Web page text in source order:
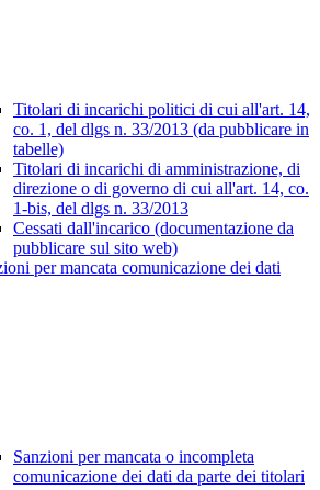
Titolari di incarichi politici di cui all'art. 14,
co. 1, del dlgs n. 33/2013 (da pubblicare in
tabelle)
Titolari di incarichi di amministrazione, di
direzione o di governo di cui all'art. 14, co.
1-bis, del dlgs n. 33/2013
Cessati dall'incarico (documentazione da
pubblicare sul sito web)
per mancata comunicazione dei dati
Sanzioni per mancata o incompleta
comunicazione dei dati da parte dei titolari